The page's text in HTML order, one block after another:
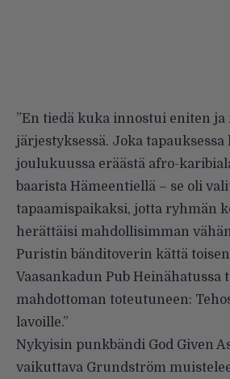
”En tiedä kuka innostui eniten ja
järjestyksessä. Joka
joulukuussa eräästä afro-
baarista Hämeentiellä – se oli
tapaamispaikaksi, jotta ryhmän
herättäisi mahdollisimman
Puristin bänditoverin kättä
Vaasankadun Pub Heinähatussa
mahdottoman toteutuneen:
lavoille.”
Nykyisin punkbändi God Given
vaikuttava Grundström